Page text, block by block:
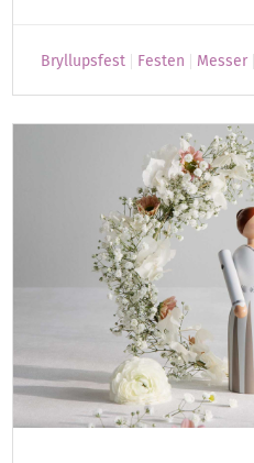
Bryllupsfest Festen Messer